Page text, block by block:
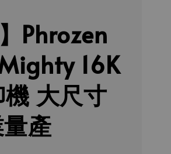
Phrozen
16K
大尺寸
產